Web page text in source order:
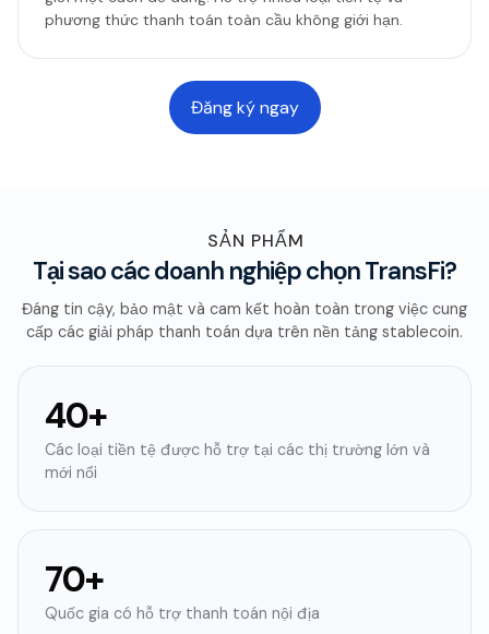
phương thức thanh toán toàn cầu không giới hạn.
Đăng ký ngay
SẢN PHẨM
Tại sao các doanh nghiệp chọn TransFi?
Đáng tin cậy, bảo mật và cam kết hoàn toàn trong việc cung
cấp các giải pháp thanh toán dựa trên nền tảng stablecoin.
40+
Các loại tiền tệ được hỗ trợ tại các thị trường lớn và
mới nổi
70+
Quốc gia có hỗ trợ thanh toán nội địa